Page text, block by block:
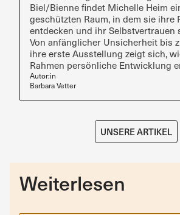
Biel/Bienne findet Michelle Heim
geschützten Raum, in dem sie ihre
entdecken und ihr Selbstvertrauen
Von anfänglicher Unsicherheit bis
ihre erste Ausstellung zeigt sich,
Rahmen persönliche Entwicklung
Autor:in
Barbara Vetter
UNSERE ARTIKEL
Weiterlesen